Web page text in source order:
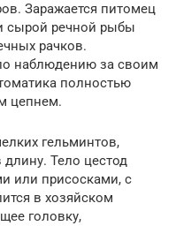
Заражается питомец
сырой речной рыбы
рачков.
наблюдению за своим
полностью
цепнем.
гельминтов,
Тело цестод
или присосками, с
в хозяйском
головку,